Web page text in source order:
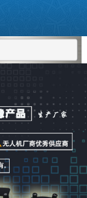
进入新闻频道>>